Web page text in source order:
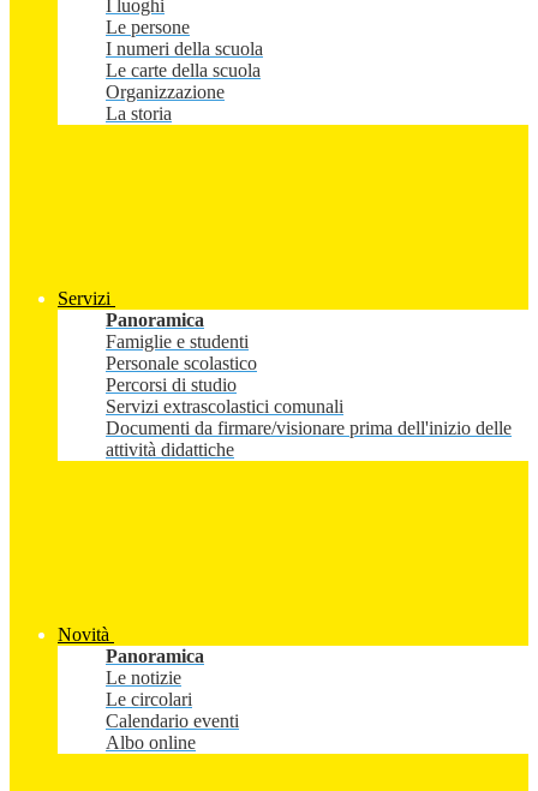
I luoghi
Le persone
I numeri della scuola
Le carte della scuola
Organizzazione
La storia
Servizi
Panoramica
Famiglie e studenti
Personale scolastico
Percorsi di studio
Servizi extrascolastici comunali
Documenti da firmare/visionare prima dell'inizio delle
attività didattiche
Novità
Panoramica
Le notizie
Le circolari
Calendario eventi
Albo online